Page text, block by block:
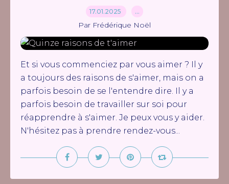
17.01.2025 …
Par Frédérique Noël
Et si vous commenciez par vous aimer ? Il y
a toujours des raisons de s'aimer, mais on a
parfois besoin de se l'entendre dire. Il y a
parfois besoin de travailler sur soi pour
réapprendre à s'aimer. Je peux vous y aider.
N'hésitez pas à prendre rendez-vous...